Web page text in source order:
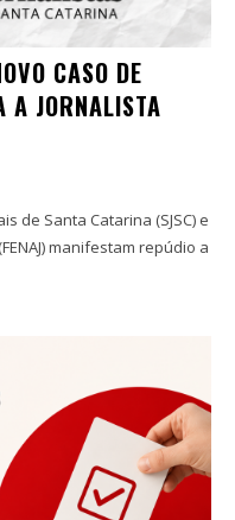
CASO DE
A JORNALISTA
de Santa Catarina (SJSC) e
manifestam repúdio a